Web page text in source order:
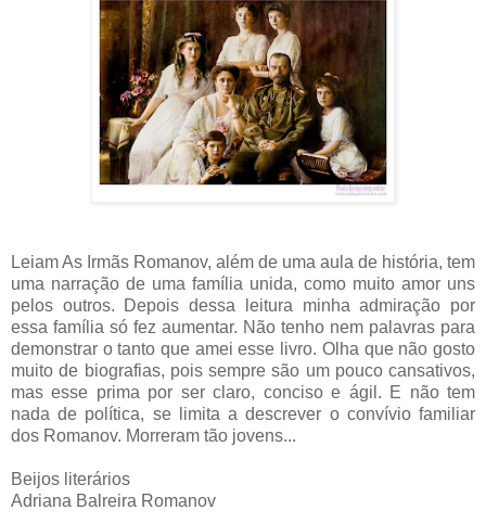
Leiam As Irmãs Romanov, além de uma aula de história, tem
uma narração de uma família unida, como muito amor uns
pelos outros. Depois dessa leitura minha admiração por
essa família só fez aumentar. Não tenho nem palavras para
demonstrar o tanto que amei esse livro. Olha que não gosto
muito de biografias, pois sempre são um pouco cansativos,
mas esse prima por ser claro, conciso e ágil. E não tem
nada de política, se limita a descrever o convívio familiar
dos Romanov. Morreram tão jovens...
Beijos literários
Adriana Balreira Romanov